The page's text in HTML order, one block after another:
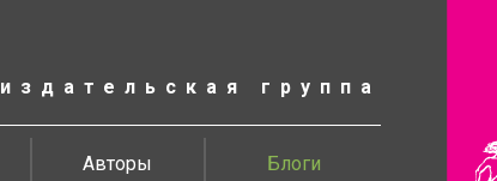
издательская группа
весь
Авторы Блоги